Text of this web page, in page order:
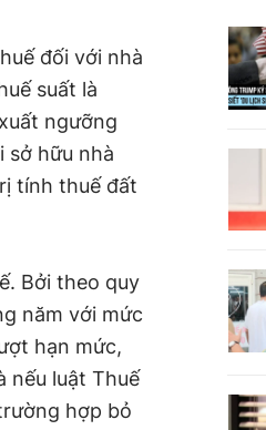
đối với nhà
suất là
ngưỡng
sở hữu nhà
tính thuế đất
Bởi theo quy
năm với mức
hạn mức,
nếu luật Thuế
hợp bỏ